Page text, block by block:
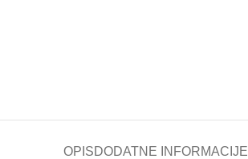
OPISDODATNE INFORMACIJE